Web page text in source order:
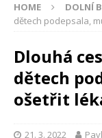
HOME DOLNÍ
dětech podepsala,
Dlouhá
dětech
ošetřit
21. 3. 2022